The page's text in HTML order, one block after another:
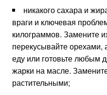
никакого сахара и
враги и ключевая
килограммов. Замените
перекусывайте орехами,
еду или готовьте любым
жарки на масле.
растительными;